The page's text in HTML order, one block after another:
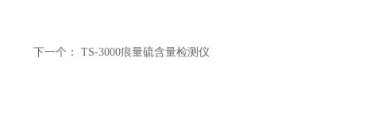
下一个： TS-3000痕量硫含量检测仪